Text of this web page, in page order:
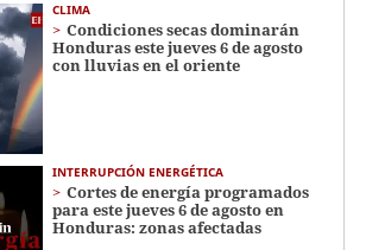
CLIMA
Condiciones secas dominarán
Honduras este jueves 6 de agosto
con lluvias en el oriente
INTERRUPCIÓN ENERGÉTICA
Cortes de energía programados
para este jueves 6 de agosto en
Honduras: zonas afectadas